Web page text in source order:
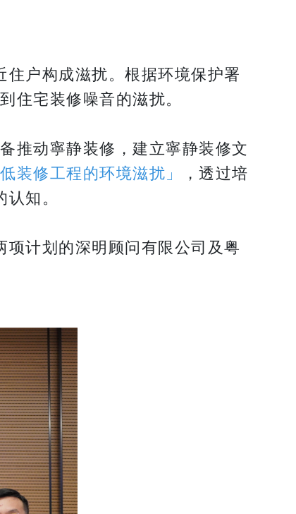
户构成滋扰。根据环境保护署
住宅装修噪音的滋扰。
推动寧静装修，建立寧静装修文
装修工程的环境滋扰」
，透过培
知。
计划的深明顾问有限公司及粤